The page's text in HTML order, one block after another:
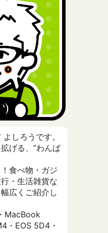
しろうです。
げる、”わんぱ
食べ物・ガジ
・生活雑貨な
広くご紹介し
MacBook
・EOS 5D4・